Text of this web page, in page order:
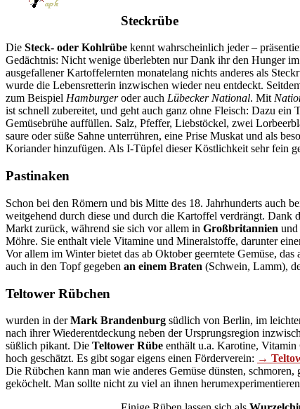
Steckrübe
Die Steck- oder Kohlrübe kennt wahrscheinlich jeder –
Gedächtnis: Nicht wenige überlebten nur Dank ihr den Hunger
ausgefallener Kartoffelernten monatelang nichts anderes als
wurde die Lebensretterin inzwischen wieder neu entdeckt.
zum Beispiel Hamburgeroder auch Lübecker National. Mit
ist schnell zubereitet, und geht auch ganz ohne Fleisch: Dazu ein
Gemüsebrühe auffüllen. Salz, Pfeffer, Liebstöckel, zwei
saure oder süße Sahne unterrühren, eine Prise Muskat und als
Koriander hinzufügen. Als I-Tüpfel dieser Köstlichkeit sehr fein
Pastinaken
Schon bei den Römern und bis Mitte des 18. Jahrhunderts auch
weitgehend durch diese und durch die Kartoffel verdrängt. Dank
Markt zurück, während sie sich vor allem in Großbritannien und
Möhre. Sie enthalt viele Vitamine und Mineralstoffe, darunter
Vor allem im Winter bietet das ab Oktober geerntete Gemüse,
auch in den Topf gegeben an einem Braten (Schwein, Lamm),
Teltower Rübchen
wurden in derMark Brandenburg südlich von Berlin, im
nach ihrer Wiederentdeckung neben der Ursprungsregion
süßlich pikant. Die Teltower Rübe enthält u.a. Karotine,
hoch geschätzt. Es gibt sogar eigens einen Förderverein: →
Die Rübchen kann man wie anderes Gemüse dünsten,
geköchelt. Man sollte nicht zu viel an ihnen